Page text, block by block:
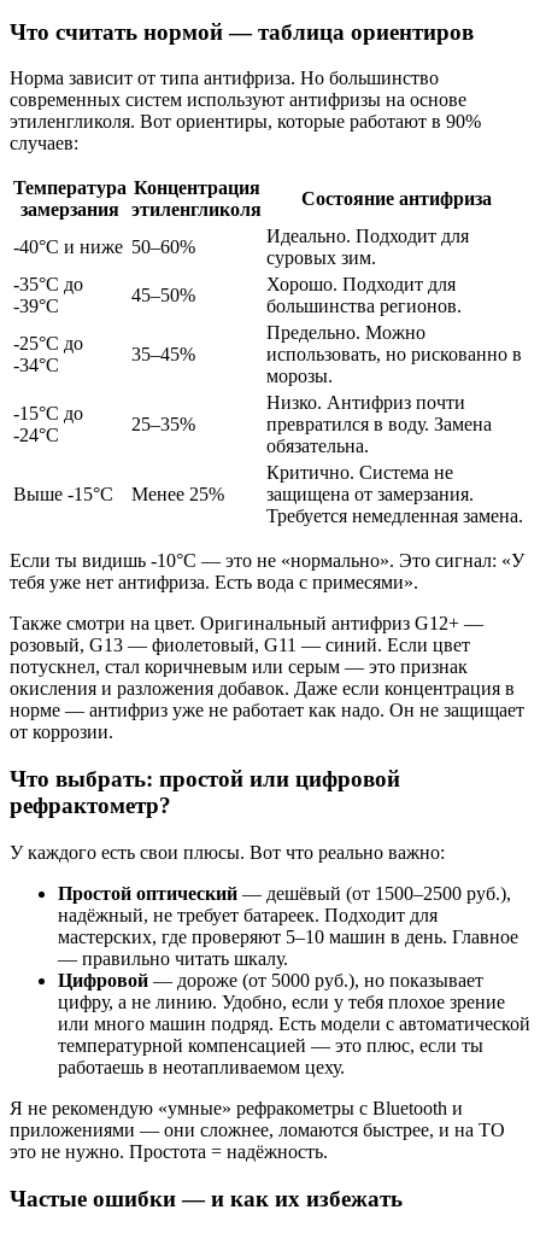
Что считать нормой — таблица ориентиров
Норма зависит от типа антифриза. Но большинство
современных систем используют антифризы на основе
этиленгликоля. Вот ориентиры, которые работают в 90%
случаев:
Температура
замерзания
Концентрация
этиленгликоля
Состояние антифриза
-40°C и ниже 50–60%
Идеально. Подходит для
суровых зим.
-35°C до
-39°C
45–50%
Хорошо. Подходит для
большинства регионов.
-25°C до
-34°C
35–45%
Предельно. Можно
использовать, но рискованно в
морозы.
-15°C до
-24°C
25–35%
Низко. Антифриз почти
превратился в воду. Замена
обязательна.
Выше -15°C Менее 25%
Критично. Система не
защищена от замерзания.
Требуется немедленная замена.
Если ты видишь -10°C — это не «нормально». Это сигнал: «У
тебя уже нет антифриза. Есть вода с примесями».
Также смотри на цвет. Оригинальный антифриз G12+ —
розовый, G13 — фиолетовый, G11 — синий. Если цвет
потускнел, стал коричневым или серым — это признак
окисления и разложения добавок. Даже если концентрация в
норме — антифриз уже не работает как надо. Он не защищает
от коррозии.
Что выбрать: простой или цифровой
рефрактометр?
У каждого есть свои плюсы. Вот что реально важно:
Простой оптический — дешёвый (от 1500–2500 руб.),
надёжный, не требует батареек. Подходит для
мастерских, где проверяют 5–10 машин в день. Главное
— правильно читать шкалу.
Цифровой — дороже (от 5000 руб.), но показывает
цифру, а не линию. Удобно, если у тебя плохое зрение
или много машин подряд. Есть модели с автоматической
температурной компенсацией — это плюс, если ты
работаешь в неотапливаемом цеху.
Я не рекомендую «умные» рефракометры с Bluetooth и
приложениями — они сложнее, ломаются быстрее, и на ТО
это не нужно. Простота = надёжность.
Частые ошибки — и как их избежать